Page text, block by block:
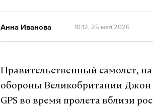
Анна Иванова 10:12, 25 мая 2026
Правительственный самолет,
обороны Великобритании Джон
GPS во время пролета вблизи